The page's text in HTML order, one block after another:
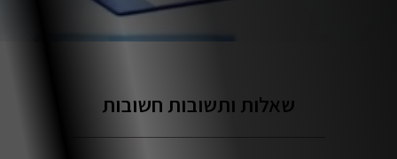
שאלות ותשובות חשובות